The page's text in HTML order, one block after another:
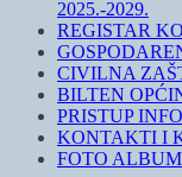
2025.-2029.
REGISTAR
CIVILNA
BILTEN
PRISTUP
KONTAKTI I
FOTO ALBUM